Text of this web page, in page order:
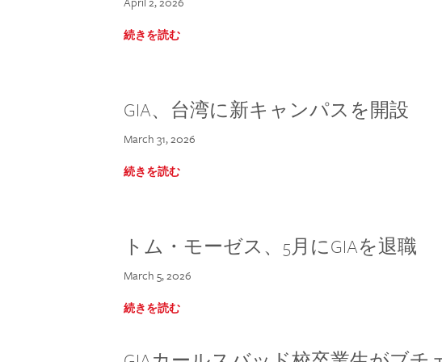
続きを読む
GIA、台湾に新キャンパスを開設
March 31, 2026
続きを読む
トム・モーゼス、5月にGIAを退職
March 5, 2026
続きを読む